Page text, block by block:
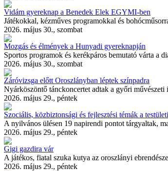
Vidám gyereknap a Benedek Elek EGYMI-ben
Játékokkal, kézműves programokkal és
2026. május 30., szombat
Mozgás és élmények a Hunyadi gyereknapján
Sportos programok és kerékpáros bemutató várta a
2026. május 30., szombat
Záróvizsga előtt Oroszlányban léptek színpadra
Nyárköszöntő tánckoncertet adtak a győri művészeti
2026. május 29., péntek
Szociális, közbiztonsági és fejlesztési témák a
A nyilvános ülésen 19 napirendi pontot tárgyaltak,
2026. május 29., péntek
Gigi gazdira vár
A játékos, fiatal szuka kutya az oroszlányi
2026. május 29., péntek